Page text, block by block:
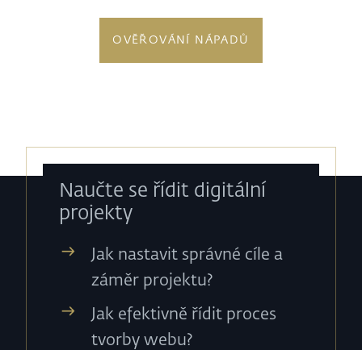
OVĚŘOVÁNÍ NÁPADŮ
Naučte se řídit digitální
projekty
Jak nastavit správné cíle a
záměr projektu?
Jak efektivně řídit proces
tvorby webu?